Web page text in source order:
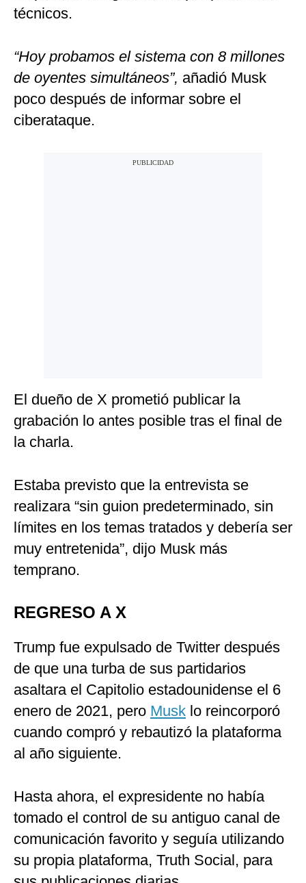
técnicos.
“Hoy probamos el sistema con 8 millones
de oyentes simultáneos”, añadió Musk
poco después de informar sobre el
ciberataque.
El dueño de X prometió publicar la
grabación lo antes posible tras el final de
la charla.
Estaba previsto que la entrevista se
realizara “sin guion predeterminado, sin
límites en los temas tratados y debería ser
muy entretenida”, dijo Musk más
temprano.
REGRESO A X
Trump fue expulsado de Twitter después
de que una turba de sus partidarios
asaltara el Capitolio estadounidense el 6
enero de 2021, pero Musk lo reincorporó
cuando compró y rebautizó la plataforma
al año siguiente.
Hasta ahora, el expresidente no había
tomado el control de su antiguo canal de
comunicación favorito y seguía utilizando
su propia plataforma, Truth Social, para